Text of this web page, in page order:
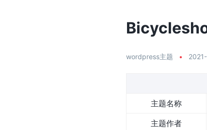
wordpress主题 •
主题名称
主题作者